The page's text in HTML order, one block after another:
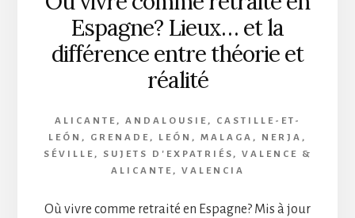
Espagne? Lieux… et la
différence entre théorie et
réalité
ALICANTE , ANDALOUSIE ,
CASTILLE-ET-
LEÓN , GRENADE , LEÓN , MALAGA , NERJA ,
SÉVILLE , SUJETS D'EXPATRIÉS , VALENCE &
ALICANTE , VALENCIA
Où vivre comme retraité en Espagne? Mis à jour